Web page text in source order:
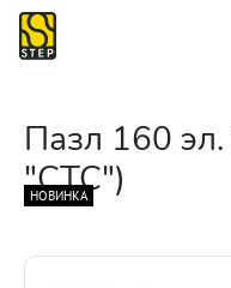
Пазл 160
"СТС")
НОВИНКА